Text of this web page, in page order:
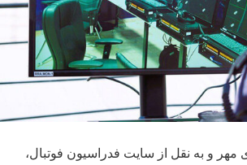
و به نقل از سایت فدراسیون فوتبال،